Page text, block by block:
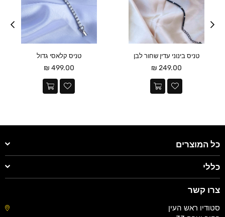
טניס בינוני עדין שחור לבן
מחיר
249.00 ₪
טניס קלאסי גדול
מחיר
499.00 ₪
כל המוצרים
כללי
צרו קשר
סטודיו ראש העין